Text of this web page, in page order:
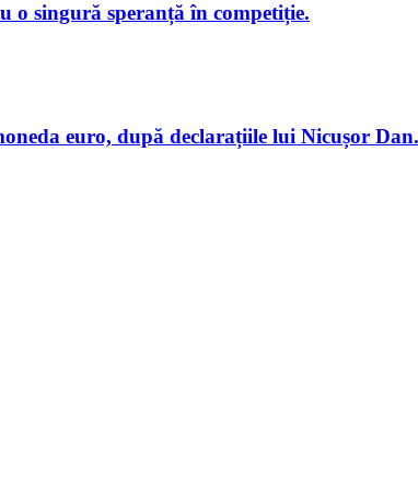
o singură speranță în competiție.
euro, după declarațiile lui Nicușor